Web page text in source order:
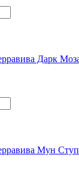
Дарк
Мун